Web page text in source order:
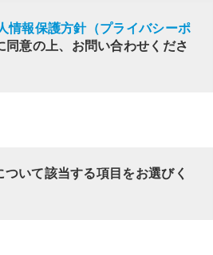
情報保護方針（プライバシーポ
同意の上、お問い合わせくださ
ついて該当する項目をお選びく